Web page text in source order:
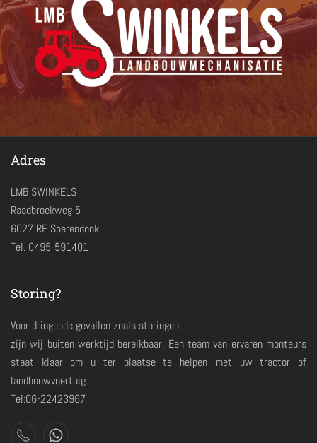
Adres
LMB SWINKELS
Raadbroekweg 5
6027 RE Soerendonk
Tel. 0495-591401
Storing?
Voor dringende gevallen zoals storingen
zijn wij buiten werktijd bereikbaar. Een team van ervaren monteurs
staat klaar om u ter plaatse te helpen met uw tractor of
landbouwvoertuig.
Tel:06-22423967